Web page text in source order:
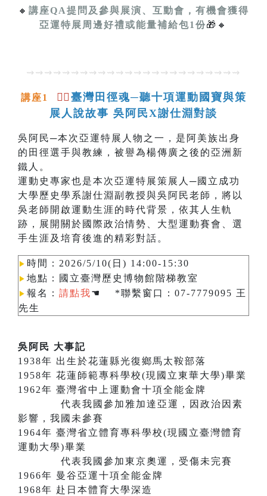
🔸 講座QA提問及參與展演、互動會，有機會獲得
亞運特展周邊好禮或能量補給包1份🎁🔸
⇝⇝⇝⇝⇝⇝⇝⇝⇝⇝⇝⇝⇝⇝⇝⇝⇝⇝⇝⇝⇝⇝⇝⇝
講座1 🏃‍♂️ 臺灣田徑魂─聽十項運動國寶與策
展人說故事 吳阿民X謝仕淵對談
吳阿民─本次亞運特展人物之一，是阿美族出身
的田徑選手與教練，被譽為楊傳廣之後的亞洲新
鐵人。
運動史專家也是本次亞運特展策展人─國立成功
大學歷史學系謝仕淵副教授與吳阿民老師，將以
吳老師開啟運動生涯的時代背景，依其人生軌
跡，展開關於國際政治情勢、大型運動賽會、選
手生涯及培育後進的精彩對話。
▶︎ 時間：2026/5/10(日) 14:00-15:30
▶︎ 地點：國立臺灣歷史博物館階梯教室
▶︎ 報名： 請點我☚ *聯繫窗口：07-7779095 王
先生
吳阿民 大事記
1938年 出生於花蓮縣光復鄉馬太鞍部落
1958年 花蓮師範專科學校(現國立東華大學)畢業
1962年 臺灣省中上運動會十項全能金牌
代表我國參加雅加達亞運，因政治因素
影響，我國未參賽
1964年 臺灣省立體育專科學校(現國立臺灣體育
運動大學)畢業
代表我國參加東京奧運，受傷未完賽
1966年 曼谷亞運十項全能金牌
1968年 赴日本體育大學深造